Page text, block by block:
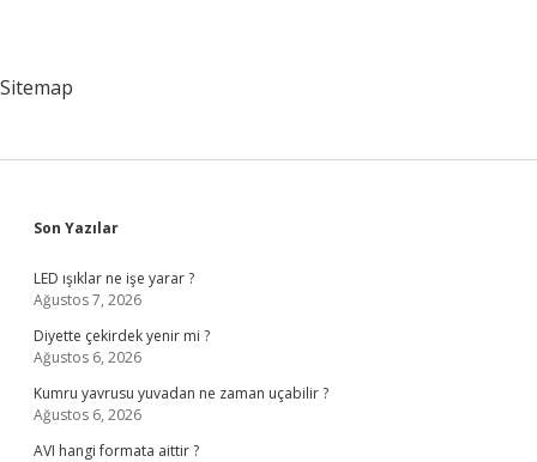
Sitemap
Sidebar
Son Yazılar
LED ışıklar ne işe yarar ?
Ağustos 7, 2026
Diyette çekirdek yenir mi ?
Ağustos 6, 2026
Kumru yavrusu yuvadan ne zaman uçabilir ?
Ağustos 6, 2026
AVI hangi formata aittir ?